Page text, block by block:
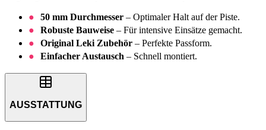
50 mm Durchmesser – Optimaler Halt auf der Piste.
Robuste Bauweise – Für intensive Einsätze gemacht.
Original Leki Zubehör – Perfekte Passform.
Einfacher Austausch – Schnell montiert.
AUSSTATTUNG